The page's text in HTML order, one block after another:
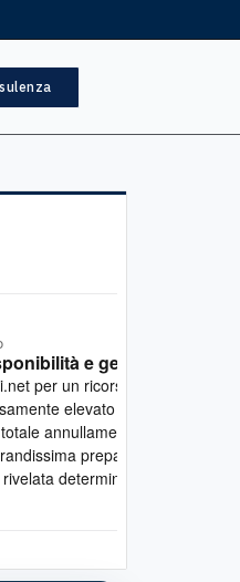
il risultato è
del
ci tengo